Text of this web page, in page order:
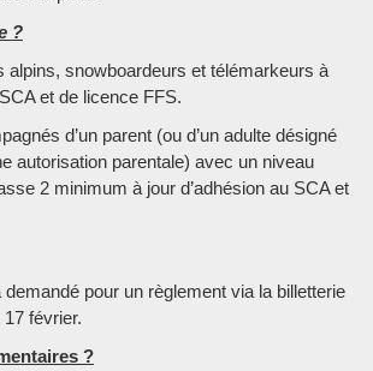
?
alpins, snowboardeurs et télémarkeurs à
et de licence FFS.
d’un parent (ou d’un adulte désigné
autorisation parentale) avec un niveau
2 minimum à jour d’adhésion au SCA et
pour un règlement via la billetterie
février.
?